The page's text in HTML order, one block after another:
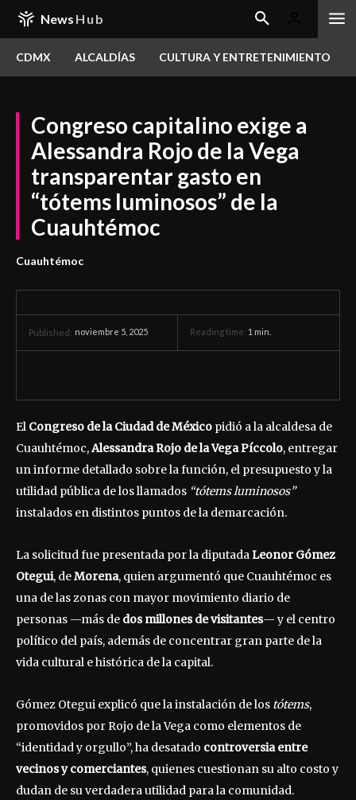
News Hub
CDMX ALCALDÍAS CULTURA Y ENTRETENIMIENTO
Congreso capitalino exige a
Alessandra Rojo de la Vega
transparentar gasto en
“tótems luminosos” de la
Cuauhtémoc
Cuauhtémoc
Published: noviembre 5, 2025 Reading time: 1 min.
El Congreso de la Ciudad de México pidió a la alcaldesa de
Cuauhtémoc,Alessandra Rojo de la Vega Píccolo, entregar
un informe detallado sobre la función, el presupuesto y la
utilidad pública de los llamados “tótems luminosos”
instalados en distintos puntos de la demarcación.
La solicitud fue presentada por la diputadaLeonor Gómez
Otegui, deMorena, quien argumentó que Cuauhtémoc es
una de las zonas con mayor movimiento diario de
personas —más de dos millones de visitantes— y el centro
político del país, además de concentrar gran parte de la
vida cultural e histórica de la capital.
Gómez Otegui explicó que la instalación de los tótems,
promovidos por Rojo de la Vega como elementos de
“identidad y orgullo”, ha desatado controversia entre
vecinos y comerciantes, quienes cuestionan su alto costo y
dudan de su verdadera utilidad para la comunidad.